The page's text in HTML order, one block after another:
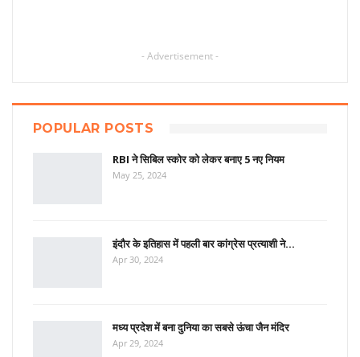
- Advertisement -
POPULAR POSTS
RBI ने सिबिल स्कोर को लेकर बनाए 5 नए नियम
May 25, 2024
इंदौर के इतिहास में पहली बार कांग्रेस प्रत्याशी ने…
Apr 30, 2024
मध्य प्रदेश में बना दुनिया का सबसे ऊंचा जैन मंदिर
Apr 29, 2024